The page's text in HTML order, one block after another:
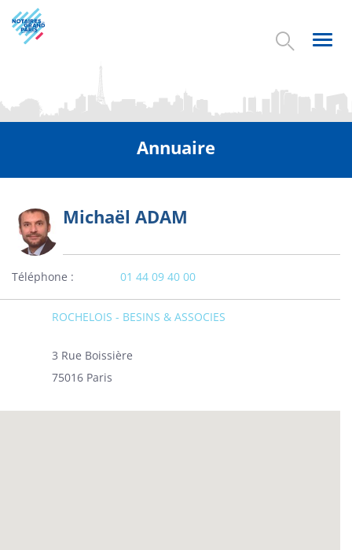
Aller
au
contenu
Annuaire
Photo Michaël ADAM
Téléphone 01 44 09 40 00
ROCHELOIS - BESINS & ASSOCIES
3 Rue Boissière
75016 Paris